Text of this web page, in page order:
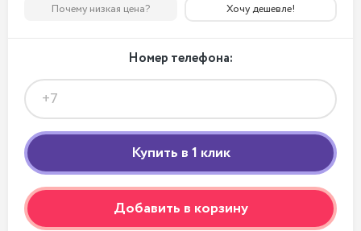
Почему низкая цена? Хочу дешевле!
Номер телефона:
Добавить в корзину